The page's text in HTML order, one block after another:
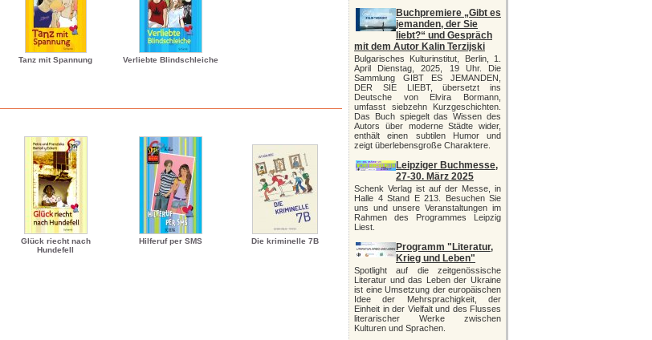
Tanz mit Spannung Verliebte Blindschleiche
Glück riecht nach
Hundefell
Hilferuf per SMS Die kriminelle 7B
Buchpremiere „Gibt es
jemanden, der Sie
liebt?“ und Gespräch
mit dem Autor Kalin Terzijski
Bulgarisches Kulturinstitut, Berlin, 1.
April Dienstag, 2025, 19 Uhr. Die
Sammlung GIBT ES JEMANDEN,
DER SIE LIEBT, übersetzt ins
Deutsche von Elvira Bormann,
umfasst siebzehn Kurzgeschichten.
Das Buch spiegelt das Wissen des
Autors über moderne Städte wider,
enthält einen subtilen Humor und
zeigt überlebensgroße Charaktere.
Leipziger Buchmesse,
27-30. März 2025
Schenk Verlag ist auf der Messe, in
Halle 4 Stand E 213. Besuchen Sie
uns und unsere Veranstaltungen im
Rahmen des Programmes Leipzig
Liest.
Programm "Literatur,
Krieg und Leben"
Spotlight auf die zeitgenössische
Literatur und das Leben der Ukraine
ist eine Umsetzung der europäischen
Idee der Mehrsprachigkeit, der
Einheit in der Vielfalt und des Flusses
literarischer Werke zwischen
Kulturen und Sprachen.